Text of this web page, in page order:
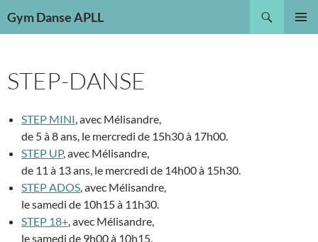
auGym Danse APLL
STEP-DANSE
STEP MINI, avec Mélisandre,
de 5 à 8 ans, le mercredi de 15h30 à 17h00.
STEP UP, avec Mélisandre,
de 11 à 13 ans, le mercredi de 14h00 à 15h30.
STEP ADOS, avec Mélisandre,
le samedi de 10h15 à 11h30.
STEP 18+, avec Mélisandre,
le samedi de 9h00 à 10h15.